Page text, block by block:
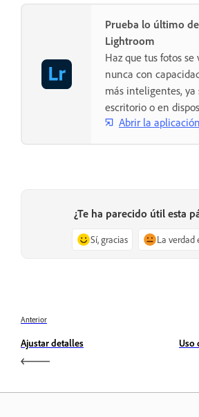
Prueba lo último
Lightroom
Haz que tus fotos
nunca con
más inteligentes, ya
escritorio o en
Abrir la aplicación
¿Te ha parecido útil esta
Sí, gracias La verdad
Anterior
Ajustar detalles Uso